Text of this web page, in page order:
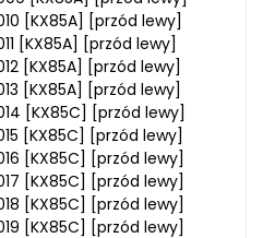
[KX85A] [przód lewy]
[KX85A] [przód lewy]
[KX85A] [przód lewy]
[KX85A] [przód lewy]
[KX85C] [przód lewy]
[KX85C] [przód lewy]
[KX85C] [przód lewy]
[KX85C] [przód lewy]
[KX85C] [przód lewy]
[KX85C] [przód lewy]